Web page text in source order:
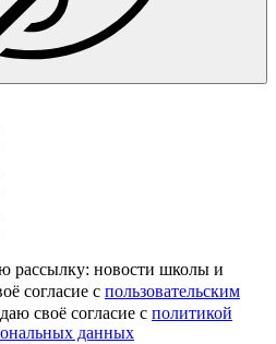
рассылку: новости школы и
согласие с пользовательским
своё согласие с политикой
данных